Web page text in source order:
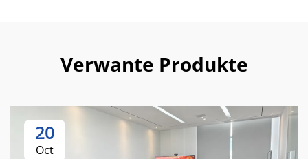
Verwante Produkte
20
Oct